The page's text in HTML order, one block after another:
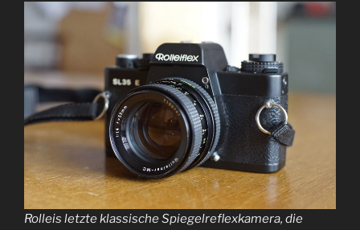
Rolleis letzte klassische Spiegelreflexkamera, die